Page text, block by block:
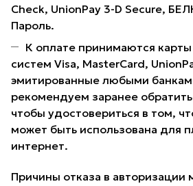
Check, UnionPay 3-D Secure,
Пароль.
К оплате принимаются
систем Visa, MasterCard,
эмитированные любыми
рекомендуем заранее
чтобы удостовериться в том,
может быть использована для
интернет.
Причины отказа в авторизации